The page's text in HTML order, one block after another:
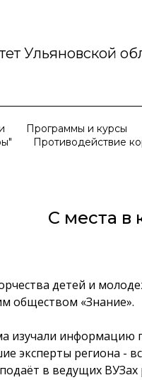
Ульяновской
Программы и курсы
Противодействие
С места в
детей и
обществом «Знание».
изучали информацию
эксперты региона -
в ведущих ВУЗах